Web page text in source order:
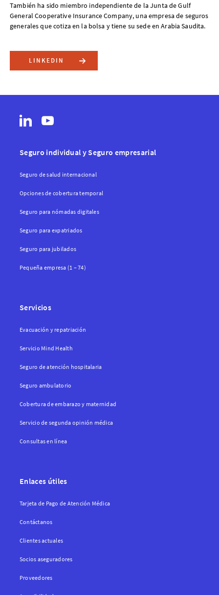
También ha sido miembro independiente de la Junta de Gulf
General Cooperative Insurance Company, una empresa de seguros
generales que cotiza en la bolsa y tiene su sede en Arabia Saudita.
LINKEDIN
Seguro individual y Seguro empresarial
Seguro de salud internacional
Opciones de cobertura temporal
Seguro para nómadas digitales
Seguro para expatriados
Seguro para jubilados
Pequeña empresa (1 – 74)
Servicios
Evacuación y repatriación
Servicio Mind Health
Seguro de atención hospitalaria
Seguro ambulatorio
Cobertura de embarazo y maternidad
Servicio de segunda opinión médica
Consultas en línea
Enlaces útiles
Tarjeta de Pago de Atención Médica
Contáctanos
Clientes actuales
Socios aseguradores
Proveedores